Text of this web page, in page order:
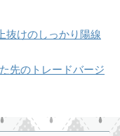
抜けのしっかり陽線
先のトレードバージ